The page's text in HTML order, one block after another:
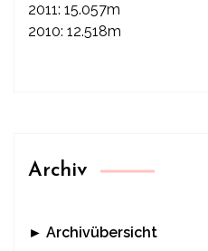
2011: 15.057m
2010: 12.518m
Archiv
► Archivübersicht